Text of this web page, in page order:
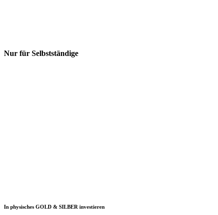
Nur für Selbstständige
In physisches GOLD & SILBER investieren